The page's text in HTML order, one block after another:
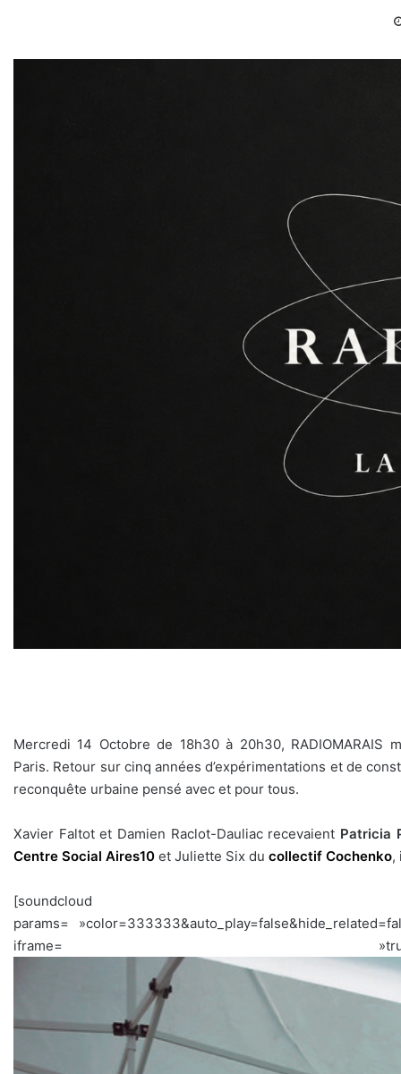
Mercredi 14 Octobre de 18h30 à 20h30, RADIOMARAIS
Paris. Retour sur cinq années d’expérimentations et de
reconquête urbaine pensé avec et pour tous.
Xavier Faltot et Damien Raclot-Dauliac recevaient Patricia
Centre Social Aires10 et Juliette Six du collectif Cochenko,
[soundcloud url=
params=